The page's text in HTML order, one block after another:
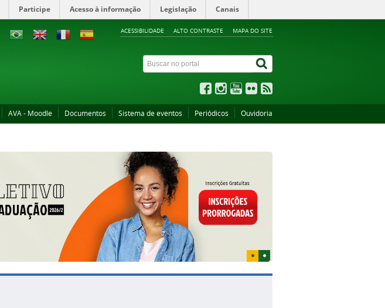
Participe Acesso à informação Legislação Canais
ACESSIBILIDADE ALTO CONTRASTE MAPA DO SITE
AVA - Moodle Documentos Sistema de eventos Periódicos Ouvidoria